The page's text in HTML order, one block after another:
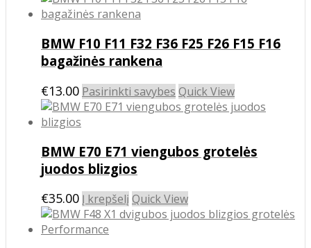
BMW F10 F11 F32 F36 F25 F26 F15 F16
bagažinės rankena
€13.00 Pasirinkti savybes This
product
variants.
may
be
Quick View
BMW E70 E71 viengubos grotelės
juodos blizgios
€35.00 Į krepšelį Quick View